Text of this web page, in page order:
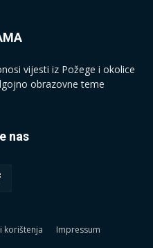
vijesti iz Požege i okolice
obrazovne teme
nas
korištenja Impressum